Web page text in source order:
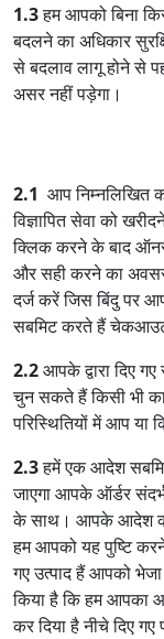
1.3हम आपको बिना
बदलने का अधिकार
से बदलाव लागू होने से
असर नहीं पड़ेगा।
2.1 आप निम्नलिखित
विज्ञापित सेवा को
क्लिक करने के बाद
और सही करने का
दर्ज करें जिस बिंदु पर
सबमिट करते हैं
2.2आपके द्वारा दिए
चुन सकते हैं किसी भी
परिस्थितियों में आप या
2.3हमें एक आदेश
जाएगा आपके ऑर्डर
के साथ। आपके आदेश की
हम आपको यह पुष्टि
गए उत्पाद हैं आपको
किया है कि हम आपका
कर दिया है नीचे दिए